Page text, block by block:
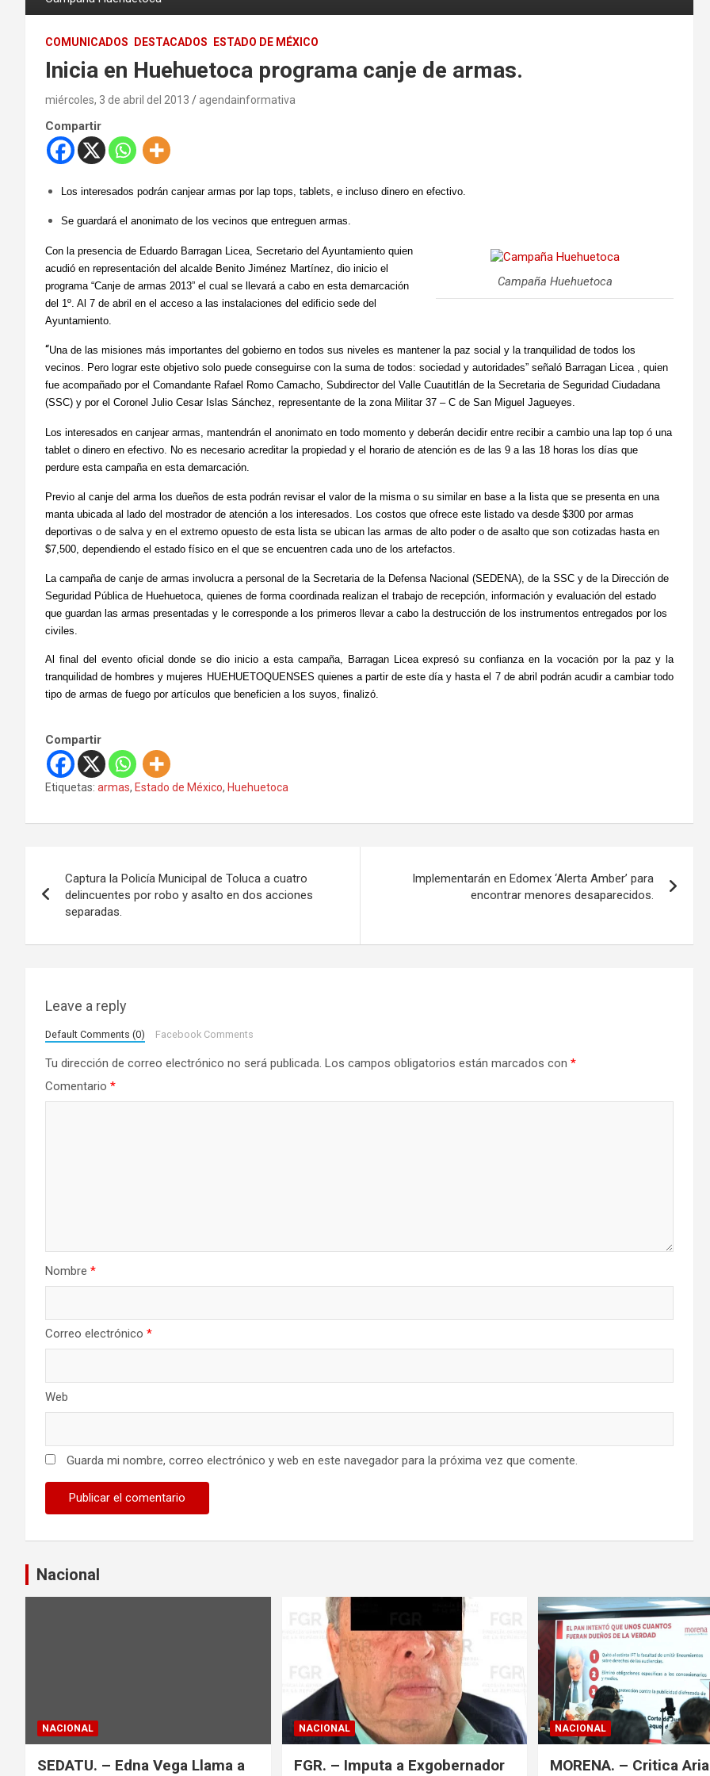
COMUNICADOS DESTACADOS ESTADO DE MÉXICO
Inicia en Huehuetoca programa canje de armas.
miércoles, 3 de abril del 2013 agendainformativa
Compartir
Los interesados podrán canjear armas por lap tops, tablets, e incluso dinero en efectivo.
Se guardará el anonimato de los vecinos que entreguen armas.
Campaña Huehuetoca
Con la presencia de Eduardo Barragan Licea, Secretario del Ayuntamiento quien
acudió en representación del alcalde Benito Jiménez Martínez, dio inicio el
programa “Canje de armas 2013” el cual se llevará a cabo en esta demarcación
del 1º. Al 7 de abril en el acceso a las instalaciones del edificio sede del
Ayuntamiento.
“Una de las misiones más importantes del gobierno en todos sus niveles es mantener la paz social y la tranquilidad de todos los
vecinos. Pero lograr este objetivo solo puede conseguirse con la suma de todos: sociedad y autoridades” señaló Barragan Licea , quien
fue acompañado por el Comandante Rafael Romo Camacho, Subdirector del Valle Cuautitlán de la Secretaria de Seguridad Ciudadana
(SSC) y por el Coronel Julio Cesar Islas Sánchez, representante de la zona Militar 37 – C de San Miguel Jagueyes.
Los interesados en canjear armas, mantendrán el anonimato en todo momento y deberán decidir entre recibir a cambio una lap top ó una
tablet o dinero en efectivo. No es necesario acreditar la propiedad y el horario de atención es de las 9 a las 18 horas los días que
perdure esta campaña en esta demarcación.
Previo al canje del arma los dueños de esta podrán revisar el valor de la misma o su similar en base a la lista que se presenta en una
manta ubicada al lado del mostrador de atención a los interesados. Los costos que ofrece este listado va desde $300 por armas
deportivas o de salva y en el extremo opuesto de esta lista se ubican las armas de alto poder o de asalto que son cotizadas hasta en
$7,500, dependiendo el estado físico en el que se encuentren cada uno de los artefactos.
La campaña de canje de armas involucra a personal de la Secretaria de la Defensa Nacional (SEDENA), de la SSC y de la Dirección de
Seguridad Pública de Huehuetoca, quienes de forma coordinada realizan el trabajo de recepción, información y evaluación del estado
que guardan las armas presentadas y le corresponde a los primeros llevar a cabo la destrucción de los instrumentos entregados por los
civiles.
Al final del evento oficial donde se dio inicio a esta campaña, Barragan Licea expresó su confianza en la vocación por la paz y la
tranquilidad de hombres y mujeres HUEHUETOQUENSES quienes a partir de este día y hasta el 7 de abril podrán acudir a cambiar todo
tipo de armas de fuego por artículos que beneficien a los suyos, finalizó.
Compartir
Etiquetas: armas, Estado de México, Huehuetoca
Captura la Policía Municipal de Toluca a cuatro
delincuentes por robo y asalto en dos acciones
separadas.
Implementarán en Edomex ‘Alerta Amber’ para
encontrar menores desaparecidos.
Leave a reply
Default Comments (0) Facebook Comments
Tu dirección de correo electrónico no será publicada. Los campos obligatorios están marcados con *
Comentario *
Nombre *
Correo electrónico *
Web
Guarda mi nombre, correo electrónico y web en este navegador para la próxima vez que comente.
Nacional
NACIONAL
SEDATU. – Edna Vega Llama a
NACIONAL
FGR. – Imputa a Exgobernador
NACIONAL
MORENA. – Critica